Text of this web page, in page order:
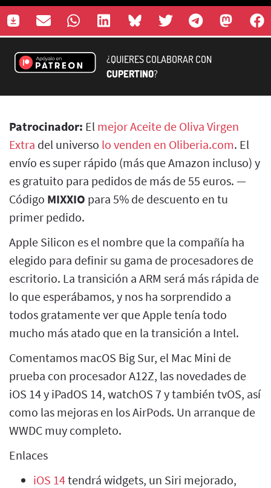
¿QUIERES COLABORAR CON
CUPERTINO?
Patrocinador: El mejor Aceite de Oliva Virgen
Extra del universo lo venden en Oliberia.com. El
envío es super rápido (más que Amazon incluso) y
es gratuito para pedidos de más de 55 euros. —
Código MIXXIO para 5% de descuento en tu
primer pedido.
Apple Silicon es el nombre que la compañía ha
elegido para definir su gama de procesadores de
escritorio. La transición a ARM será más rápida de
lo que esperábamos, y nos ha sorprendido a
todos gratamente ver que Apple tenía todo
mucho más atado que en la transición a Intel.
Comentamos macOS Big Sur, el Mac Mini de
prueba con procesador A12Z, las novedades de
iOS 14 y iPadOS 14, watchOS 7 y también tvOS, así
como las mejoras en los AirPods. Un arranque de
WWDC muy completo.
Enlaces
iOS 14tendrá widgets, un Siri mejorado,